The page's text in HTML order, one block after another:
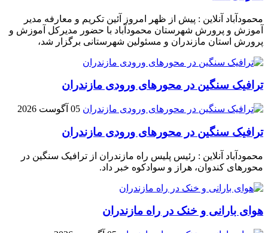
محمودآباد آنلاین : پیش از ظهر امروز آئین تکریم و معارفه مدیر
آموزش و پرورش شهرستان محمودآباد با حضور مدیرکل آموزش و
پرورش استان مازندران و مسئولین شهرستانی برگزار شد،
ترافیک سنگین در محور‌های ورودی مازندران
05 آگوست 2026
ترافیک سنگین در محور‌های ورودی مازندران
محمودآباد آنلاین : رئیس پلیس راه مازندران از ترافیک سنگین در
محور‌های کندوان، هراز و سوادکوه خبر داد.
هوای بارانی و خنک در راه مازندران